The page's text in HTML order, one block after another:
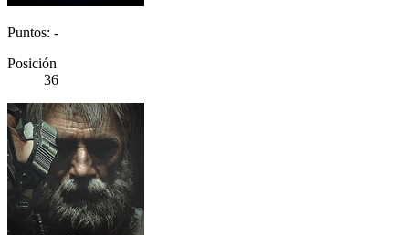
Puntos: -
Posición
36